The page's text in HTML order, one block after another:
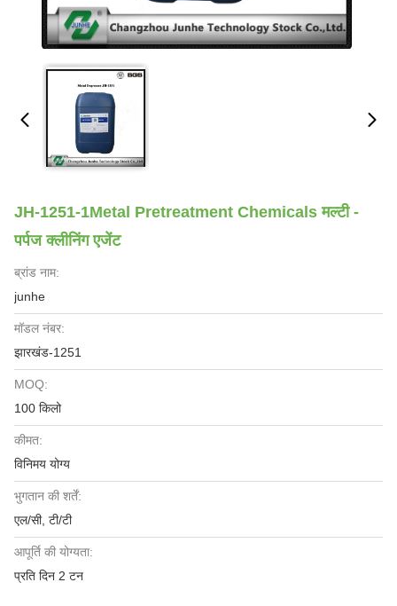
JH-1251-1Metal Pretreatment Chemicals मल्टी -
पर्पज क्लीनिंग एजेंट
ब्रांड नाम:
junhe
मॉडल नंबर:
झारखंड-1251
MOQ:
100 किलो
कीमत:
विनिमय योग्य
भुगतान की शर्तें:
एल/सी, टी/टी
आपूर्ति की योग्यता:
प्रति दिन 2 टन